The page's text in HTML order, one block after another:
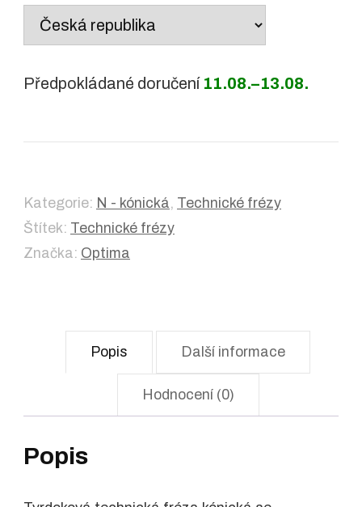
Country
Předpokládané doručení 11.08.–13.08.
Kategorie: N - kónická, Technické frézy
Štítek: Technické frézy
Značka: Optima
Popis Další informace
Hodnocení (0)
Popis